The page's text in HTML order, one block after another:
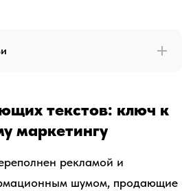
текстов: ключ к
маркетингу
рекламой и
шумом, продающие